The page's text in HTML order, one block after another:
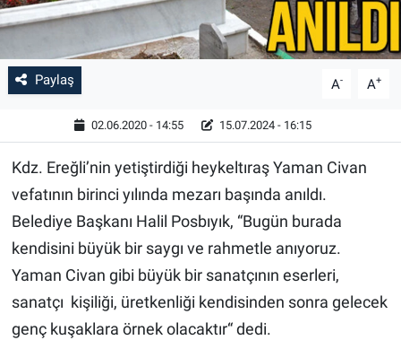
Paylaş A- A+
02.06.2020 - 14:55 15.07.2024 - 16:15
Kdz. Ereğli’nin yetiştirdiği heykeltıraş Yaman Civan
vefatının birinci yılında mezarı başında anıldı.
Belediye Başkanı Halil Posbıyık, “Bugün burada
kendisini büyük bir saygı ve rahmetle anıyoruz.
Yaman Civan gibi büyük bir sanatçının eserleri,
sanatçı kişiliği, üretkenliği kendisinden sonra gelecek
genç kuşaklara örnek olacaktır“ dedi.